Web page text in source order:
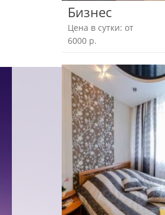
Бизнес
Цена в сутки: от
6000 р.